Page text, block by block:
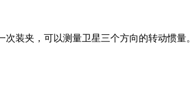
装夹，可以测量卫星三个方向的转动惯量。